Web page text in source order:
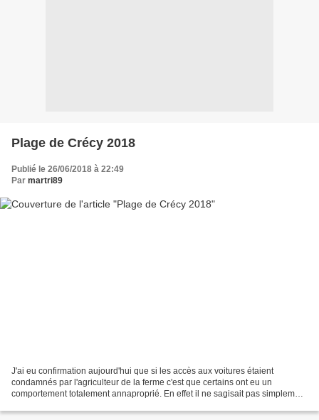
Plage de Crécy 2018
Publié le 26/06/2018 à 22:49
Par martri89
J'ai eu confirmation aujourd'hui que si les accès aux voitures étaient
condamnés par l'agriculteur de la ferme c'est que certains ont eu un
comportement totalement annaproprié. En effet il ne sagisait pas simplement